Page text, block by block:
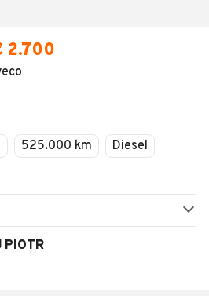
2.700
525.000 km
Diesel
PIOTR